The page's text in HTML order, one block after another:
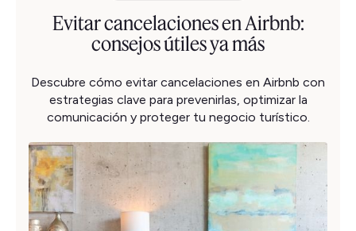
Evitar cancelaciones en Airbnb:
consejos útiles ya más
Descubre cómo evitar cancelaciones en Airbnb con
estrategias clave para prevenirlas, optimizar la
comunicación y proteger tu negocio turístico.